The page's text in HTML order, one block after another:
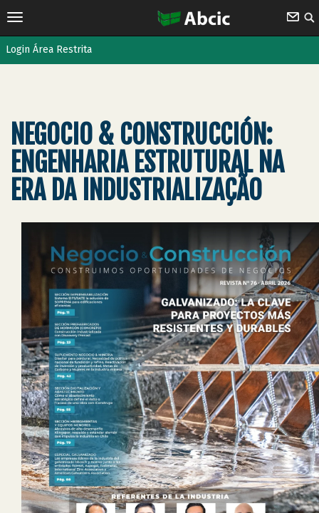
Login Área Restrita
NEGOCIO & CONSTRUCCIÓN:
ENGENHARIA ESTRUTURAL NA
ERA DA INDUSTRIALIZAÇÃO